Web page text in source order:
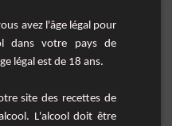
avez l'âge légal pour
dans votre pays de
légal est de 18 ans.
site des recettes de
L'alcool doit être